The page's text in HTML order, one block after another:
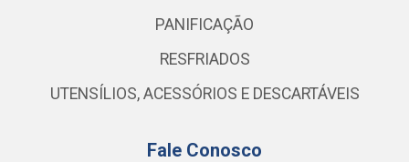
PANIFICAÇÃO
RESFRIADOS
UTENSÍLIOS, ACESSÓRIOS E DESCARTÁVEIS
Fale Conosco